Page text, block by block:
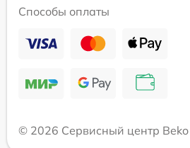
Способы оплаты
© 2026 Сервисный центр Beko